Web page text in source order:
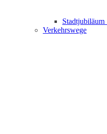
Verkehrswege